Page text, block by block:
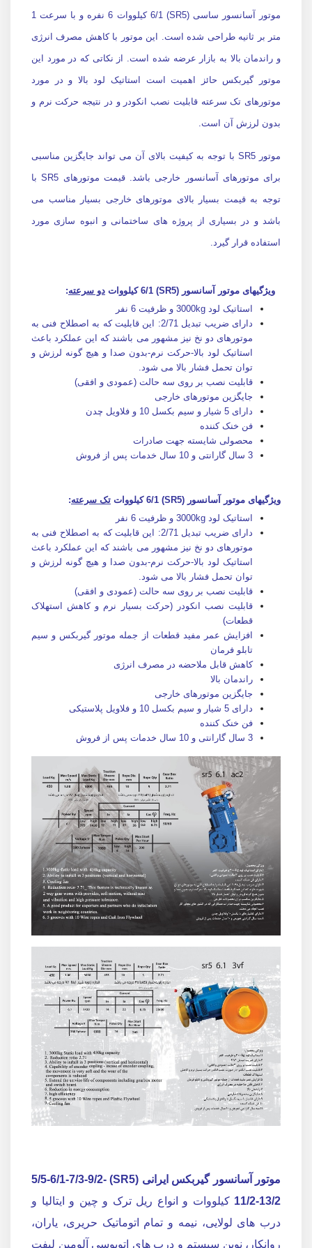
موتور آسانسور ساسی (SR5) 6/1 کیلووات 6 نفره و با سرعت 1
متر بر ثانیه طراحی شده است. این موتور با کاهش مصرف انرژی
و راندمان بالا به بازار عرضه شده است. از نکاتی که در مورد این
موتور گیربکس حائز اهمیت است استاتیک لود بالا و در مورد
موتورهای تک سرعته قابلیت نصب انکودر و در نتیجه حرکت نرم و
بدون لرزش آن است.
موتور SR5 با توجه به کیفیت بالای آن می تواند جایگزین مناسبی
برای موتورهای آسانسور خارجی باشد. قیمت موتورهای SR5 با
توجه به قیمت بسیار بالای موتورهای خارجی بسیار مناسب می
باشد و در بسیاری از پروژه های ساختمانی و انبوه سازی مورد
استفاده قرار گیرد.
ویژگیهای موتور آسانسور (SR5) 6/1 کیلووات دو سرعته:
استاتیک لود 3000kg و ظرفیت 6 نفر
دارای ضریب تبدیل 2/71: این قابلیت که به اصطلاح فنی به
موتورهای دو نخ نیز مشهور می باشند که این عملکرد باعث
استاتیک لود بالا-حرکت نرم-بدون صدا و هیچ گونه لرزش و
توان تحمل فشار بالا می شود.
قابلیت نصب بر روی سه حالت (عمودی و افقی)
جایگزین موتورهای خارجی
دارای 5 شیار و سیم بکسل 10 و فلاویل چدن
فن خنک کننده
محصولی شایسته جهت صادرات
3 سال گارانتی و 10 سال خدمات پس از فروش
ویژگیهای موتور آسانسور (SR5) 6/1 کیلووات تک سرعته:
استاتیک لود 3000kg و ظرفیت 6 نفر
دارای ضریب تبدیل 2/71: این قابلیت که به اصطلاح فنی به
موتورهای دو نخ نیز مشهور می باشند که این عملکرد باعث
استاتیک لود بالا-حرکت نرم-بدون صدا و هیچ گونه لرزش و
توان تحمل فشار بالا می شود.
قابلیت نصب بر روی سه حالت (عمودی و افقی)
قابلیت نصب انکودر (حرکت بسیار نرم و کاهش استهلاک
قطعات)
افزایش عمر مفید قطعات از جمله موتور گیربکس و سیم
تابلو فرمان
کاهش قابل ملاحضه در مصرف انرژی
راندمان بالا
جایگزین موتورهای خارجی
دارای 5 شیار و سیم بکسل 10 و فلاویل پلاستیکی
فن خنک کننده
3 سال گارانتی و 10 سال خدمات پس از فروش
موتور آسانسور گیربکس ایرانی (SR5) 5/5-6/1-7/3-9/2-
11/2-13/2 کیلووات و انواع ریل ترک و چین و ایتالیا و
درب های لولایی، نیمه و تمام اتوماتیک حریری، یاران،
روانکار، نوین سیستم و درب های اتوبوسی آلومین لیفت